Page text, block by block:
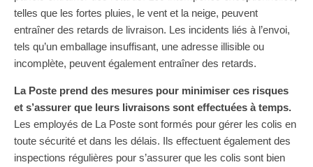
telles que les fortes pluies, le vent et la neige, peuvent
entraîner des retards de livraison. Les incidents liés à l’envoi,
tels qu’un emballage insuffisant, une adresse illisible ou
incomplète, peuvent également entraîner des retards.
La Poste prend des mesures pour minimiser ces risques
et s’assurer que leurs livraisons sont effectuées à temps.
Les employés de La Poste sont formés pour gérer les colis en
toute sécurité et dans les délais. Ils effectuent également des
inspections régulières pour s’assurer que les colis sont bien